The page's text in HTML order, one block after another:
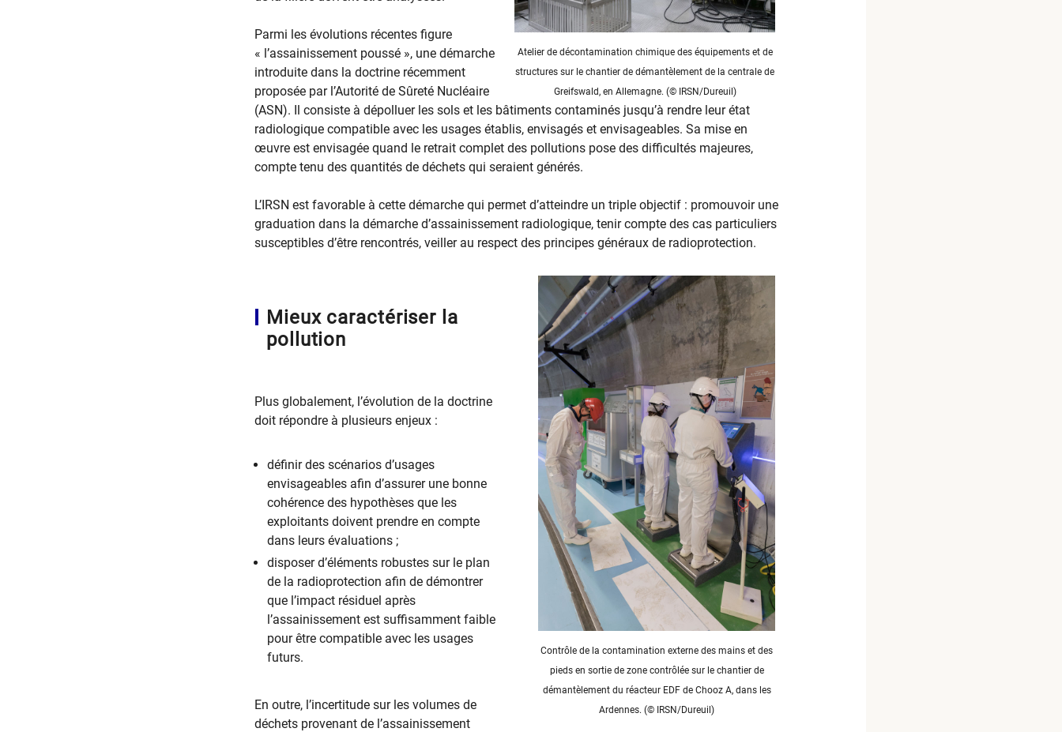
Atelier de décontamination chimique des équipements et de
structures sur le chantier de démantèlement de la centrale de
Greifswald, en Allemagne. (© IRSN/Dureuil)
Parmi les évolutions récentes figure
« l’assainissement poussé », une démarche
introduite dans la doctrine récemment
proposée par l’Autorité de Sûreté Nucléaire
(ASN). Il consiste à dépolluer les sols et les bâtiments contaminés jusqu’à rendre leur état
radiologique compatible avec les usages établis, envisagés et envisageables. Sa mise en
œuvre est envisagée quand le retrait complet des pollutions pose des difficultés majeures,
compte tenu des quantités de déchets qui seraient générés.
L’IRSN est favorable à cette démarche qui permet d’atteindre un triple objectif : promouvoir une
graduation dans la démarche d’assainissement radiologique, tenir compte des cas particuliers
susceptibles d’être rencontrés, veiller au respect des principes généraux de radioprotection.
Contrôle de la contamination externe des mains et des
pieds en sortie de zone contrôlée sur le chantier de
démantèlement du réacteur EDF de Chooz A, dans les
Ardennes. (© IRSN/Dureuil)
Mieux caractériser la
pollution
Plus globalement, l’évolution de la doctrine
doit répondre à plusieurs enjeux :
définir des scénarios d’usages
envisageables afin d’assurer une bonne
cohérence des hypothèses que les
exploitants doivent prendre en compte
dans leurs évaluations ;
disposer d’éléments robustes sur le plan
de la radioprotection afin de démontrer
que l’impact résiduel après
l’assainissement est suffisamment faible
pour être compatible avec les usages
futurs.
En outre, l’incertitude sur les volumes de
déchets provenant de l’assainissement